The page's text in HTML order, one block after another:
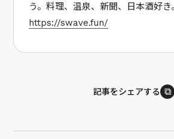
う。料理、温泉、新聞、日本酒好き
https://swave.fun/
記事をシェアする ⧉